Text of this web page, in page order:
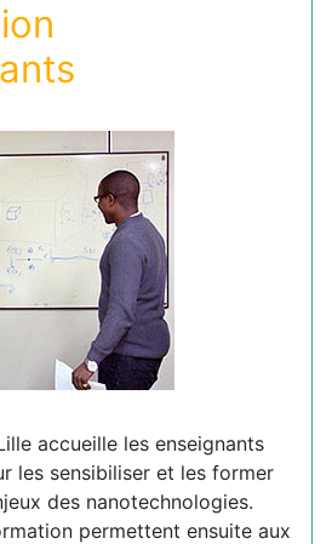
accueille les enseignants
les sensibiliser et les former
des nanotechnologies.
permettent ensuite aux